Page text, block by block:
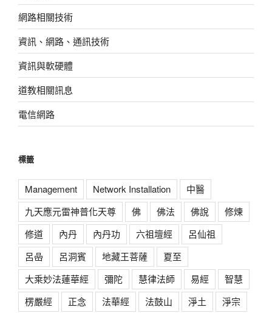
網路相關技術
資訊、網路、通訊技術
資訊與軟硬體
道教相關訊息
電信網路
標籤
Management Network Installation
中醫
九天應元雷神普化天尊
佛 佛法 佛說
修煉
修道
內丹 內丹功 六祖壇經
呂仙祖
呂喦
呂洞賓 地藏王菩薩
夏至
大乘妙法蓮華經
彌陀 慧律法師 易經
智慧
楞嚴經
正念 法華經 法鼓山 淨土 淨宗